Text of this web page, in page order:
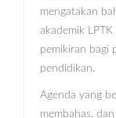
mengatakan
akademik
pemikiran bagi
pendidikan.
Agenda yang
membahas,